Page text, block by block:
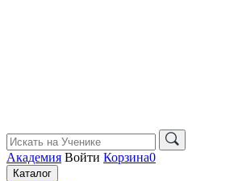
Академия Войти Корзина0
Каталог